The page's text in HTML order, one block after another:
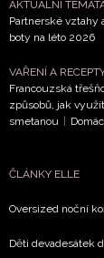
novinek.
Chcete
účelu
AKTUÁLNÍ
Partnerské vztahy
boty na léto 2026
VAŘENÍ A
Francouzská
způsobů, jak
smetanou |
ČLÁNKY ELLE
Oversized noční
Děti devadesátek